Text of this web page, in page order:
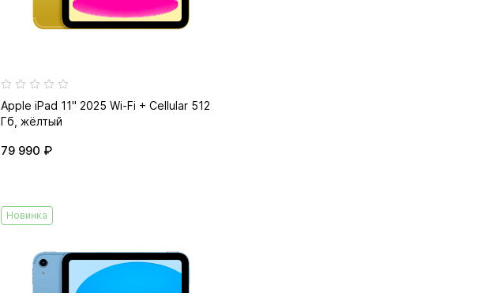
Apple iPad 11" 2025 Wi-Fi + Cellular 512
Гб, жёлтый
79 990 ₽
Новинка